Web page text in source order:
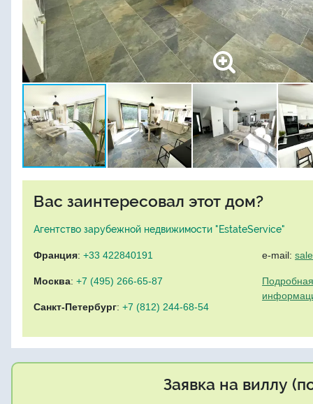
Вас заинтересовал этот дом?
Агентство зарубежной недвижимости "EstateService"
Франция: +33 422840191
Москва: +7 (495) 266-65-87
Санкт-Петербург: +7 (812) 244-68-54
e-mail:
Заявка на виллу